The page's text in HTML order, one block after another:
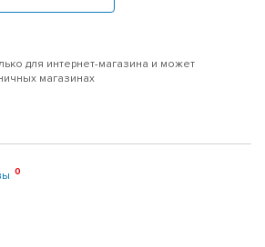
для интернет-магазина и может
магазинах